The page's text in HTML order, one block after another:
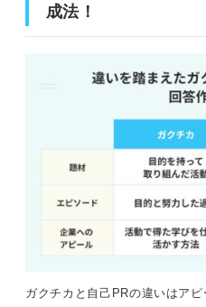
成法！
ガクチカと自己PRの違いはア